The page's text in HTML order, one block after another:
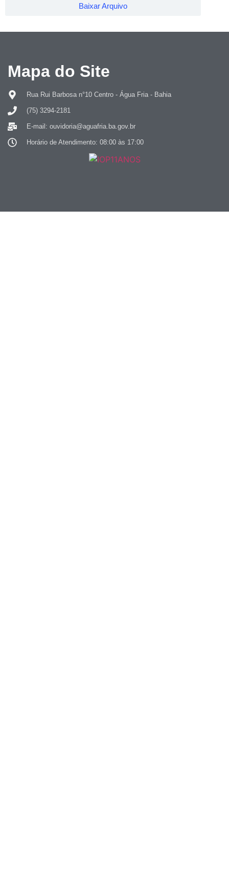
Baixar Arquivo
Mapa do Site
Rua Rui Barbosa n°10 Centro - Água Fria - Bahia
(75) 3294-2181
E-mail: ouvidoria@aguafria.ba.gov.br
Horário de Atendimento: 08:00 às 17:00